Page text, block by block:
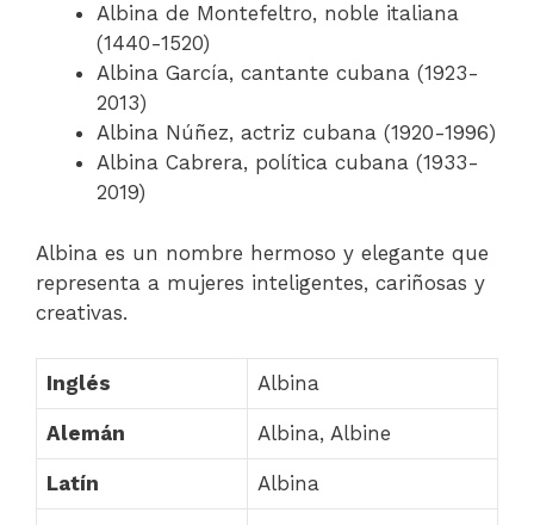
Albina de Montefeltro, noble italiana
(1440-1520)
Albina García, cantante cubana (1923-
2013)
Albina Núñez, actriz cubana (1920-1996)
Albina Cabrera, política cubana (1933-
2019)
Albina es un nombre hermoso y elegante que
representa a mujeres inteligentes, cariñosas y
creativas.
Inglés Albina
Alemán Albina, Albine
Latín Albina